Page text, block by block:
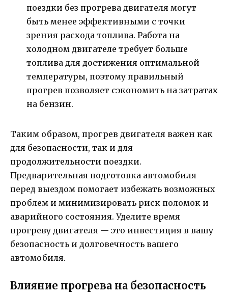
поездки без прогрева двигателя могут
быть менее эффективными с точки
зрения расхода топлива. Работа на
холодном двигателе требует больше
топлива для достижения оптимальной
температуры, поэтому правильный
прогрев позволяет сэкономить на затратах
на бензин.
Таким образом, прогрев двигателя важен как
для безопасности, так и для
продолжительности поездки.
Предварительная подготовка автомобиля
перед выездом помогает избежать возможных
проблем и минимизировать риск поломок и
аварийного состояния. Уделите время
прогреву двигателя — это инвестиция в вашу
безопасность и долговечность вашего
автомобиля.
Влияние прогрева на безопасность